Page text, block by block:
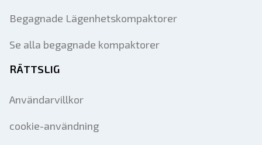
Begagnade Lägenhetskompaktorer
Se alla begagnade kompaktorer
RÄTTSLIG
Användarvillkor
cookie-användning